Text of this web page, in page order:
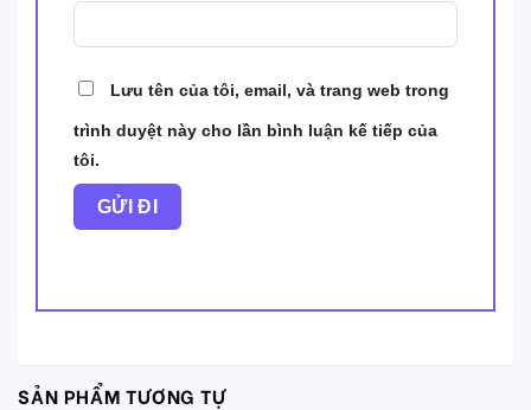
Lưu tên của tôi, email, và trang web trong
trình duyệt này cho lần bình luận kế tiếp của
tôi.
SẢN PHẨM TƯƠNG TỰ